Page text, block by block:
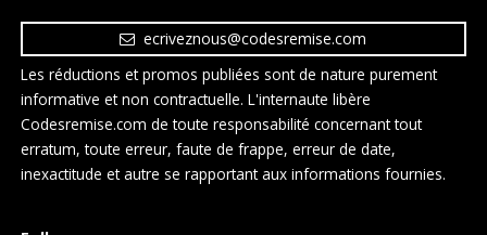
ecriveznous@codesremise.com
Les réductions et promos publiées sont de nature purement
informative et non contractuelle. L'internaute libère
Codesremise.com de toute responsabilité concernant tout
erratum, toute erreur, faute de frappe, erreur de date,
inexactitude et autre se rapportant aux informations fournies.